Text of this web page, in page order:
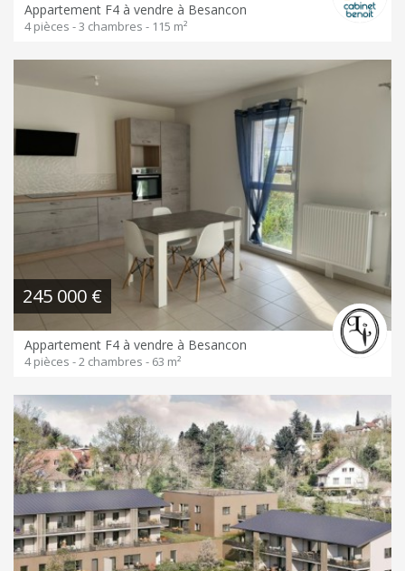
Appartement F4 à vendre à Besancon
4 pièces - 3 chambres - 115 m²
245 000 €
Appartement F4 à vendre à Besancon
4 pièces - 2 chambres - 63 m²